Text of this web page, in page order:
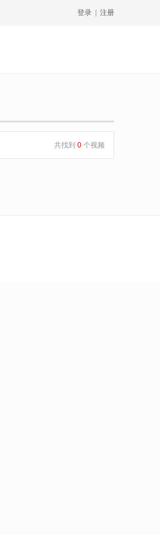
登录 注册
共找到 0 个视频